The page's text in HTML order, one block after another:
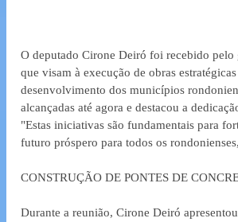
O deputado Cirone Deiró foi recebido
que visam à execução de obras
desenvolvimento dos municípios
alcançadas até agora e destacou a
"Estas iniciativas são fundamentais para
futuro próspero para todos os
CONSTRUÇÃO DE PONTES DE
Durante a reunião, Cirone Deiró